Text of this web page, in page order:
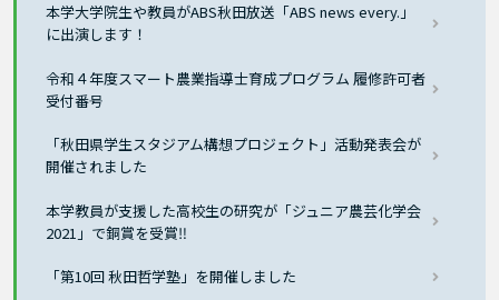
本学大学院生や教員がABS秋田放送「ABS news every.」
に出演します！
令和４年度スマート農業指導士育成プログラム 履修許可者
受付番号
「秋田県学生スタジアム構想プロジェクト」活動発表会が
開催されました
本学教員が支援した高校生の研究が「ジュニア農芸化学会
2021」で銅賞を受賞‼
「第10回 秋田哲学塾」を開催しました